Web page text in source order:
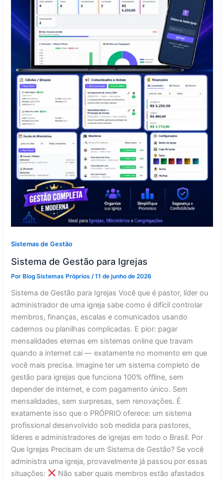
Sistemas de Gestão
Sistema de Gestão para Igrejas
PorBlog Sistemas Próprios /11 de junho de 2026
Sistema de Gestão para Igrejas Você que é pastor, líder ou
administrador de uma igreja sabe como é difícil controlar
membros, finanças, escalas e comunicados usando
cadernos ou planilhas complicadas. E pior: pagar
mensalidades eternas em sistemas online que travam
quando a internet cai — exatamente no momento em que
você mais precisa. Imagine ter um sistema completo de
gestão para igrejas que funciona 100% offline, sem
depender de internet, e com pagamento único. Sem
mensalidades, sem surpresas, sem renovações. É
exatamente isso que o PRÓPRIO oferece: um sistema
profissional desenvolvido sob medida para pastores,
líderes e administradores de igrejas em todo o Brasil. Por
Que Igrejas Precisam de um Sistema de Gestão? Se você
administra uma igreja, provavelmente já passou por essas
situações:
Não saber quais membros estão afastados